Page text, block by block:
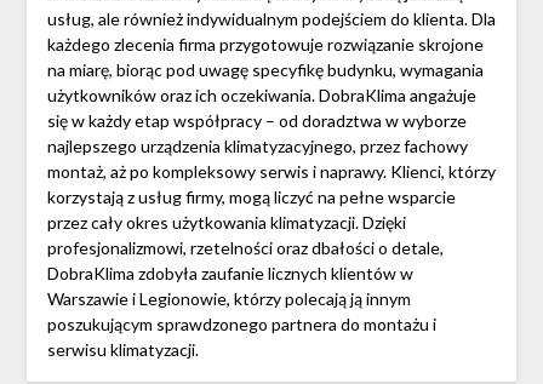
usług, ale również indywidualnym podejściem do klienta. Dla
każdego zlecenia firma przygotowuje rozwiązanie skrojone
na miarę, biorąc pod uwagę specyfikę budynku, wymagania
użytkowników oraz ich oczekiwania. DobraKlima angażuje
się w każdy etap współpracy – od doradztwa w wyborze
najlepszego urządzenia klimatyzacyjnego, przez fachowy
montaż, aż po kompleksowy serwis i naprawy. Klienci, którzy
korzystają z usług firmy, mogą liczyć na pełne wsparcie
przez cały okres użytkowania klimatyzacji. Dzięki
profesjonalizmowi, rzetelności oraz dbałości o detale,
DobraKlima zdobyła zaufanie licznych klientów w
Warszawie i Legionowie, którzy polecają ją innym
poszukującym sprawdzonego partnera do montażu i
serwisu klimatyzacji.